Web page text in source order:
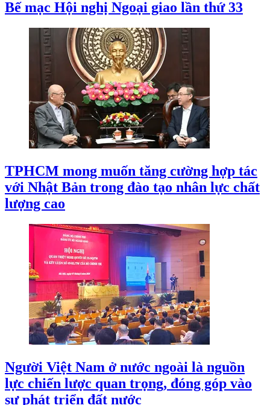
Bế mạc Hội nghị Ngoại giao lần thứ 33
TPHCM mong muốn tăng cường hợp tác
với Nhật Bản trong đào tạo nhân lực chất
lượng cao
Người Việt Nam ở nước ngoài là nguồn
lực chiến lược quan trọng, đóng góp vào
sự phát triển đất nước